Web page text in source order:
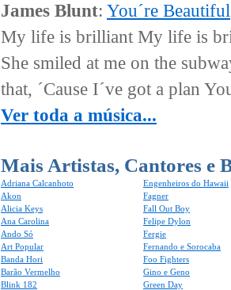
James Blunt: You´re Beautiful
My life is brilliant My life is
She smiled at me on the
that, ´Cause I´ve got a plan
Ver toda a música...
Mais Artistas, Cantores e
Adriana Calcanhoto
Akon
Alicia Keys
Ana Carolina
Ando Só
Art Popular
Banda Hori
Barão Vermelho
Blink 182
Engenheiros do Hawaii
Fagner
Fall Out Boy
Felipe Dylon
Fergie
Fernando e Sorocaba
Foo Fighters
Gino e Geno
Green Day